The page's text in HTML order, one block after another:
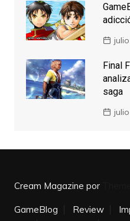
Final
saga
Cream Magazine por
GameBlog Review